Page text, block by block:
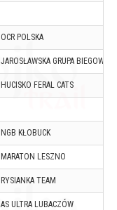
OCR POLSKA
JAROSŁAWSKA GRUPA BIEGOWA
HUCISKO FERAL CATS
NGB KŁOBUCK
MARATON LESZNO
RYSIANKA TEAM
AS ULTRA LUBACZÓW